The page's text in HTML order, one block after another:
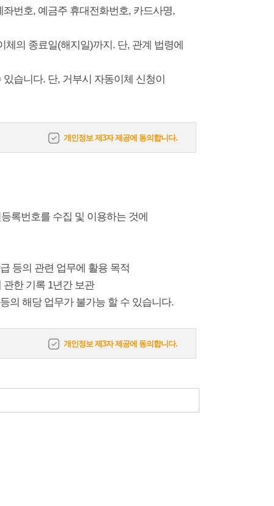
번호, 예금주 휴대전화번호, 카드사명,
의 종료일(해지일)까지. 단, 관계 법령에
습니다. 단, 거부시 자동이체 신청이
개인정보 제3자 제공에 동의합니다.
록번호를 수집 및 이용하는 것에
등의 관련 업무에 활용 목적
한 기록 1년간 보관
의 해당 업무가 불가능 할 수 있습니다.
개인정보 제3자 제공에 동의합니다.